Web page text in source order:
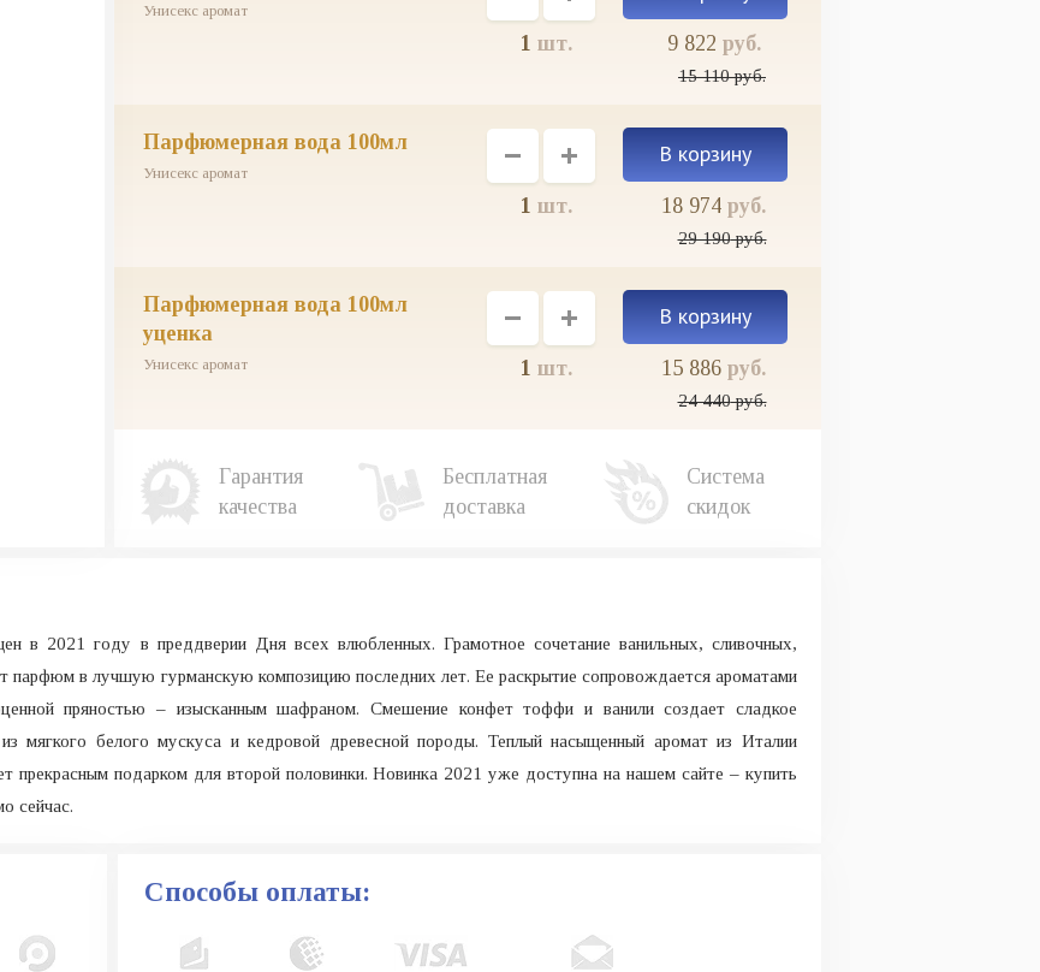
Унисекс аромат
1 шт. 9 822 руб.
15 110руб.
парфюмерная вода 100мл
Унисекс аромат
1 шт. 18 974 руб.
29 190руб.
парфюмерная вода 100мл
уценка
Унисекс аромат 1 шт. 15 886 руб.
24 440руб.
Гарантия
качества
Бесплатная
доставка
Система
скидок
в 2021 году в преддверии Дня всех влюбленных. Грамотное сочетание ванильных, сливочных,
парфюм в лучшую гурманскую композицию последних лет. Ее раскрытие сопровождается ароматами
пряностью – изысканным шафраном. Смешение конфет тоффи и ванили создает сладкое
мягкого белого мускуса и кедровой древесной породы. Теплый насыщенный аромат из Италии
прекрасным подарком для второй половинки. Новинка 2021 уже доступна на нашем сайте – купить
сейчас.
Способы оплаты: